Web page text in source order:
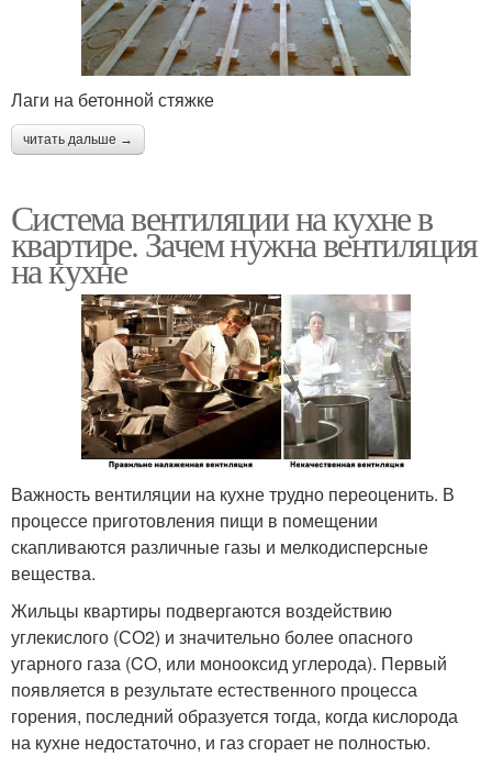
Лаги на бетонной стяжке
читать дальше →
Система вентиляции на кухне в
квартире. Зачем нужна вентиляция
на кухне
Важность вентиляции на кухне трудно переоценить. В
процессе приготовления пищи в помещении
скапливаются различные газы и мелкодисперсные
вещества.
Жильцы квартиры подвергаются воздействию
углекислого (СО2) и значительно более опасного
угарного газа (CO, или монооксид углерода). Первый
появляется в результате естественного процесса
горения, последний образуется тогда, когда кислорода
на кухне недостаточно, и газ сгорает не полностью.